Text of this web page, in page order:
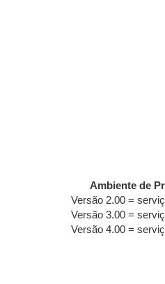
Ambiente de
Versão 2.00 =
Versão 3.00 =
Versão 4.00 =